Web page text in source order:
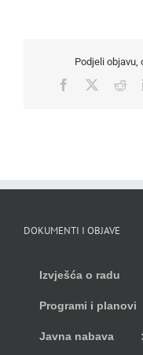
Podjeli objavu,
Facebook
DOKUMENTI I OBJAVE
Izvješća o radu
Programi i planovi
Javna nabava